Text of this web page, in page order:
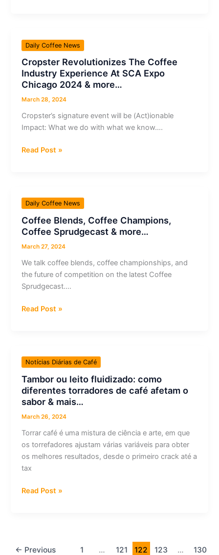
precisam
se
concentrar
na
qualidade
do
&
mais…
Daily Coffee News
Cropster Revolutionizes The Coffee
Industry Experience At SCA Expo
Chicago 2024 & more…
March 28, 2024
Cropster’s signature event will be (Act)ionable
Impact: What we do with what we know….
Cropster
Industry
Experience
At
SCA
Expo
2024
&
more…
Read Post »
Daily Coffee News
Coffee Blends, Coffee Champions,
Coffee Sprudgecast & more…
March 27, 2024
We talk coffee blends, coffee championships, and
the future of competition on the latest Coffee
Sprudgecast….
Coffee
Coffee
Sprudgecast
&
more…
Read Post »
Notícias Diárias de Café
Tambor ou leito fluidizado: como
diferentes torradores de café afetam o
sabor & mais…
March 26, 2024
Torrar café é uma mistura de ciência e arte, em que
os torrefadores ajustam várias variáveis para obter
os melhores resultados, desde o primeiro crack até a
tax
Tambor
diferentes
Read Post »
← Previous 1 … 121 122 123 … 130